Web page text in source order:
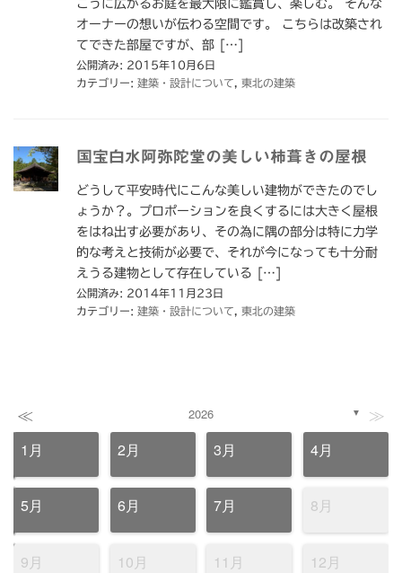
こうに広がるお庭を最大限に鑑賞し、楽しむ。 そんな
オーナーの想いが伝わる空間です。 こちらは改築され
てできた部屋ですが、部 […]
公開済み: 2015年10月6日
カテゴリー: 建築・設計について 東北の建築
国宝白水阿弥陀堂の美しい柿葺きの屋根
どうして平安時代にこんな美しい建物ができたのでし
ょうか？。プロポーションを良くするには大きく屋根
をはね出す必要があり、その為に隅の部分は特に力学
的な考えと技術が必要で、それが今になっても十分耐
えうる建物として存在している […]
公開済み: 2014年11月23日
カテゴリー: 建築・設計について 東北の建築
≪ 2026 ▼ ≫
1月 2月 3月 4月
5月 6月 7月 8月
9月 10月 11月 12月